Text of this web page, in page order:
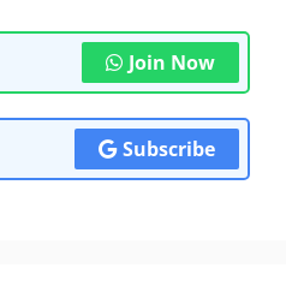
Join Now
Subscribe